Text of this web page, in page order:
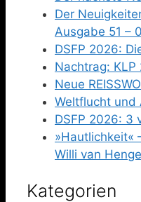
Der
Ausgabe 51 –
DSFP 2026:
Nachtrag: KLP
Neue
Weltflucht und
DSFP 2026: 3
»Hautlichkeit«
Willi van
Kategorien